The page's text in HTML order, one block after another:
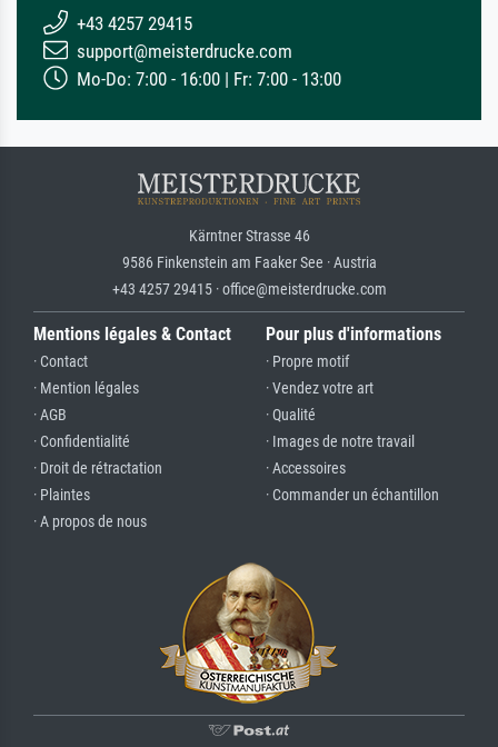
+43 4257 29415
support@meisterdrucke.com
Mo-Do: 7:00 - 16:00 | Fr: 7:00 - 13:00
Kärntner Strasse 46
9586 Finkenstein am Faaker See · Austria
+43 4257 29415 · office@meisterdrucke.com
Mentions légales & Contact
· Contact
· Mention légales
· AGB
· Confidentialité
· Droit de rétractation
· Plaintes
· A propos de nous
Pour plus d'informations
· Propre motif
· Vendez votre art
· Qualité
· Images de notre travail
· Accessoires
· Commander un échantillon